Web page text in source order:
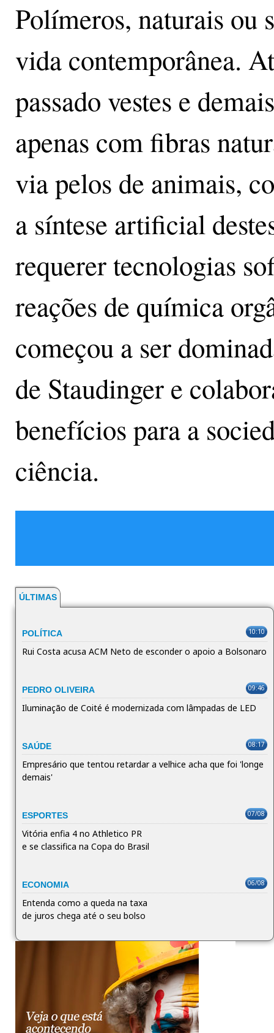
Polímeros, naturais ou
vida contemporânea.
passado vestes e
apenas com fibras
via pelos de animais,
a síntese artificial
requerer tecnologias
reações de química
começou a ser
de Staudinger e
benefícios para a
ciência.
ÚLTIMAS
POLÍTICA 10:10
Rui Costa acusa ACM Neto de esconder o apoio a Bolsonaro
PEDRO OLIVEIRA 09:46
Iluminação de Coité é modernizada com lâmpadas de LED
SAÚDE 08:17
Empresário que tentou retardar a velhice acha que foi 'longe
demais'
ESPORTES 07/08
Vitória enfia 4 no Athletico PR
e se classifica na Copa do Brasil
ECONOMIA 06/08
Entenda como a queda na taxa
de juros chega até o seu bolso